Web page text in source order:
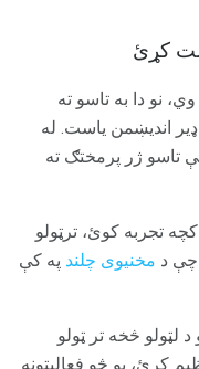
نو دا به تاسو ته
اندیښمن یاست. له
تاسو ژر پرمختګ ته
تجربه کوئ، ترټولو
چې د مخنیوی چلند په کې
څخه تر ټولو
کړئ، یو څو فعالیتونه